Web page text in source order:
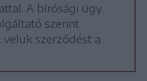
A bírósági ügy
szerint
szerződést a